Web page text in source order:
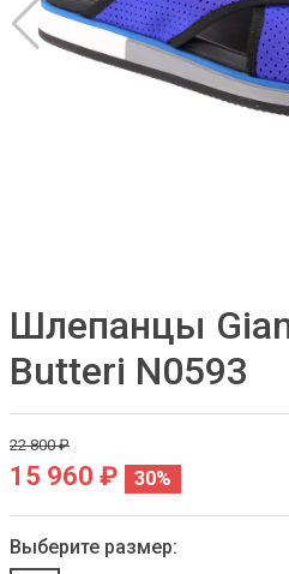
Шлепанцы
Butteri N0593
22 800 ₽
15 960 ₽ 30%
Выберите размер: